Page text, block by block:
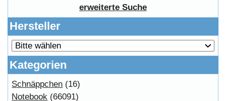
Mediadaten
FAQ Hilfe
Bewerbungen
Affiliates
Login
Information